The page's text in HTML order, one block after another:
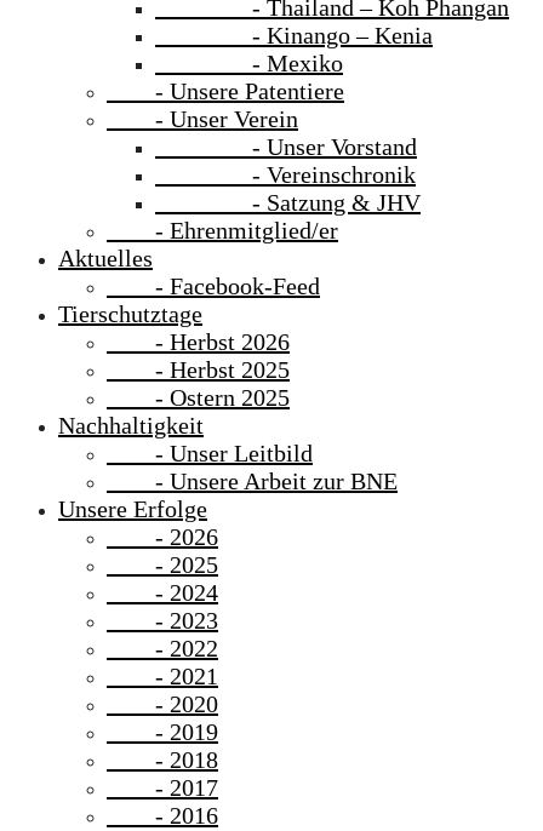
- Thailand – Koh Phangan
- Kinango – Kenia
- Mexiko
- Unsere Patentiere
- Unser Verein
- Unser Vorstand
- Vereinschronik
- Satzung & JHV
- Ehrenmitglied/er
Aktuelles
- Facebook-Feed
Tierschutztage
- Herbst 2026
- Herbst 2025
- Ostern 2025
Nachhaltigkeit
- Unser Leitbild
- Unsere Arbeit zur BNE
Unsere Erfolge
- 2026
- 2025
- 2024
- 2023
- 2022
- 2021
- 2020
- 2019
- 2018
- 2017
- 2016